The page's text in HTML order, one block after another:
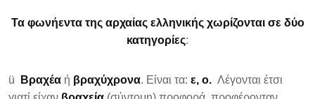
Τα φωνήεντα της αρχαίας ελληνικής χωρίζονται σε δύο
κατηγορίες:
ü Βραχέα ή βραχύχρονα. Είναι τα: ε, ο. Λέγονται έτσι